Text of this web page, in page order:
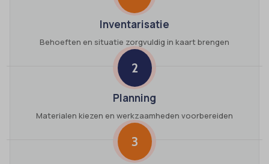
Inventarisatie
Behoeften en situatie zorgvuldig in kaart brengen
2
Planning
Materialen kiezen en werkzaamheden voorbereiden
3